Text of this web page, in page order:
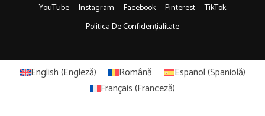
YouTube Instagram Facebook Pinterest
TikTok
Politica De Confidențialitate
English(Engleză) Română Español(Spaniolă)
Français(Franceză)